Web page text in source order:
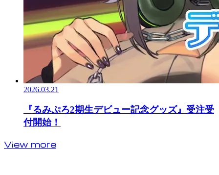
2026.03.21
『るみぷろ2期生デビュー記念グッズ』受注受
付開始！
View more